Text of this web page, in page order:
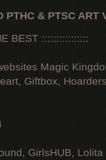
PTHC & PTSC ART
BEST ::::::::::::::::
Magic
Giftbox,
GirlsHUB, Lolita